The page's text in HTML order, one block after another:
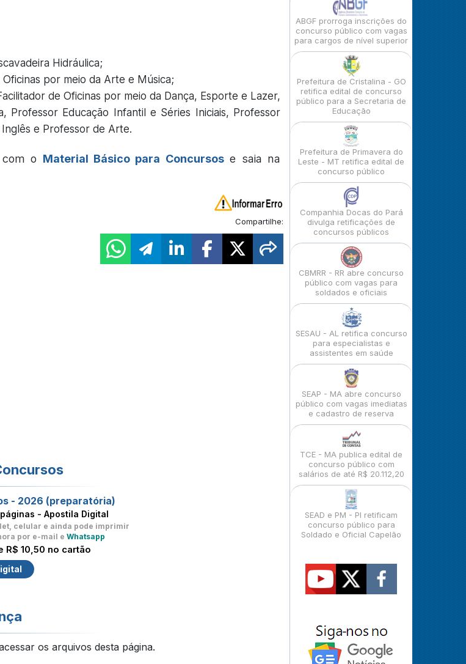
Hidráulica;
por meio da Arte e Música;
de Oficinas por meio da Dança, Esporte e Lazer,
Professor Educação Infantil e Séries Iniciais, Professor
e Professor de Arte.
o Material Básico para Concursose saia na
Compartilhe:
- 2026 (preparatória)
páginas - Apostila Digital
celular e ainda pode imprimir
por e-mail e Whatsapp
R$ 10,50 no cartão
os arquivos desta página.
ABGF prorroga inscrições do
concurso público com vagas
para cargos de nível superior
Prefeitura de Cristalina - GO
retifica edital de concurso
público para a Secretaria de
Educação
Prefeitura de Primavera do
Leste - MT retifica edital de
concurso público
Companhia Docas do Pará
divulga retificações de
concursos públicos
CBMRR - RR abre concurso
público com vagas para
soldados e oficiais
SESAU - AL retifica concurso
para especialistas e
assistentes em saúde
SEAP - MA abre concurso
público com vagas imediatas
e cadastro de reserva
TCE - MA publica edital de
concurso público com
salários de até R$ 20.112,20
SEAD e PM - PI retificam
concurso público para
Soldado e Oficial Capelão